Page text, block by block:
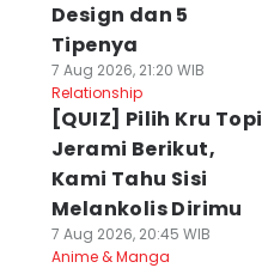
Design dan 5
Tipenya
7 Aug 2026, 21:20 WIB
Relationship
[QUIZ] Pilih Kru Topi
Jerami Berikut,
Kami Tahu Sisi
Melankolis Dirimu
7 Aug 2026, 20:45 WIB
Anime & Manga